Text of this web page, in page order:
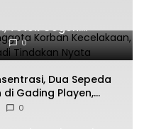
Bantu Anggota
Totok Gogon:
Tindakan Nyata
0
Dua Sepeda
Gading Playen,
0